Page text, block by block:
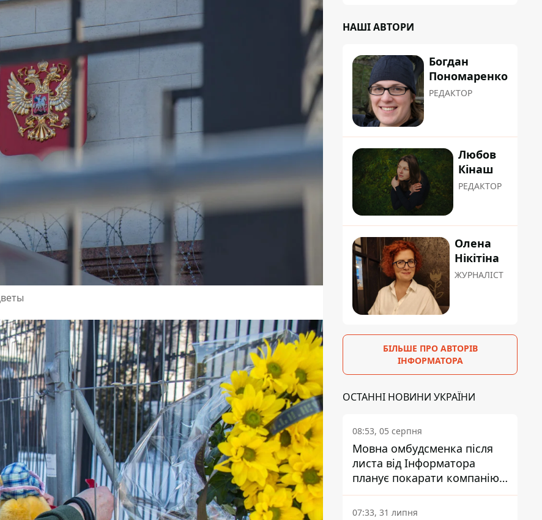
НАШІ АВТОРИ
Богдан
Пономаренко
РЕДАКТОР
Любов
Кінаш
РЕДАКТОР
Олена
Нікітіна
ЖУРНАЛІСТ
БІЛЬШЕ ПРО АВТОРІВ
ІНФОРМАТОРА
ОСТАННІ НОВИНИ УКРАЇНИ
08:53, 05 серпня
Мовна омбудсменка після
листа від Інформатора
планує покарати компанію-
підрядника ПриватБанку
07:33, 31 липня